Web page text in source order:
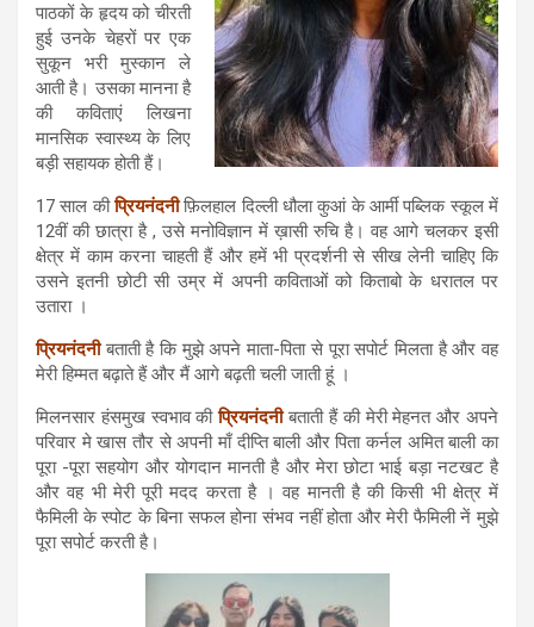
पाठकों के हृदय को चीरती
हुई उनके चेहरों पर एक
सुकून भरी मुस्कान ले
आती है। उसका मानना है
की कविताएं लिखना
मानसिक स्वास्थ्य के लिए
बड़ी सहायक होती हैं।
17 साल कीप्रियनंदनी फ़िलहाल दिल्ली धौला कुआं के आर्मी पब्लिक स्कूल में
12वीं की छात्रा है , उसे मनोविज्ञान में ख़ासी रुचि है। वह आगे चलकर इसी
क्षेत्र में काम करना चाहती हैं और हमें भी प्रदर्शनी से सीख लेनी चाहिए कि
उसने इतनी छोटी सी उम्र में अपनी कविताओं को किताबो के धरातल पर
उतारा ।
प्रियनंदनी बताती है कि मुझे अपने माता-पिता से पूरा सपोर्ट मिलता है और वह
मेरी हिम्मत बढ़ाते हैं और मैं आगे बढ़ती चली जाती हूं ।
मिलनसार हंसमुख स्वभाव कीप्रियनंदनी बताती हैं की मेरी मेहनत और अपने
परिवार मे खास तौर से अपनी माँ दीप्ति बाली और पिता कर्नल अमित बाली का
पूरा -पूरा सहयोग और योगदान मानती है और मेरा छोटा भाई बड़ा नटखट है
और वह भी मेरी पूरी मदद करता है । वह मानती है की किसी भी क्षेत्र में
फैमिली के स्पोट के बिना सफल होना संभव नहीं होता और मेरी फैमिली नें मुझे
पूरा सपोर्ट करती है।